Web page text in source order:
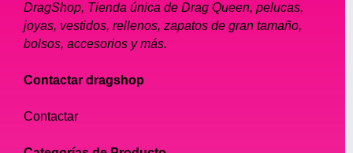
DragShop, Tienda única de Drag Queen, pelucas,
joyas, vestidos, rellenos, zapatos de gran tamaño,
bolsos, accesorios y más.
Contactar dragshop
Contactar